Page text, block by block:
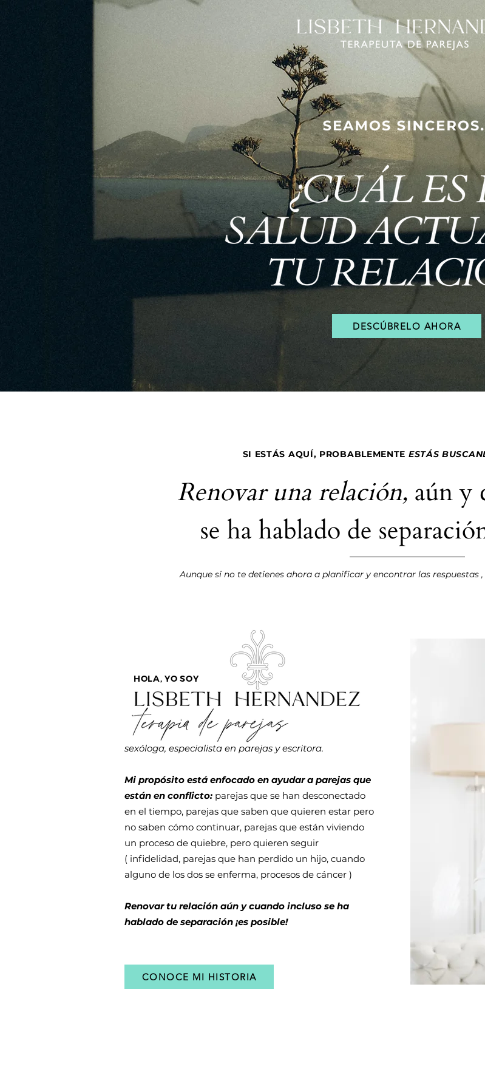
DESCÚBRELO AHORA
SI ESTÁS AQUÍ, PROBABLEMENTE ESTÁS
Renovar una relación, aún y
se ha hablado de
Aunque si no te detienes ahora a planificar y encontrar las
HOLA, YO SOY
sexóloga, especialista en parejas y escritora.
Mi propósito está enfocado en ayudar a parejas que
están en conflicto: parejas que se han desconectado
en el tiempo, parejas que saben que quieren estar pero
no saben cómo continuar, parejas que están viviendo
un proceso de quiebre, pero quieren seguir
( infidelidad, parejas que han perdido un hijo, cuando
alguno de los dos se enferma, procesos de cáncer )
Renovar tu relación aún y cuando incluso se ha
hablado de separación ¡es posible!
CONOCE MI HISTORIA